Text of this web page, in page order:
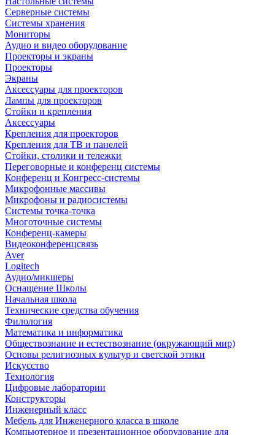
Серверные системы
Системы хранения
Мониторы
Аудио и видео оборудование
Проекторы и экраны
Проекторы
Экраны
Аксессуары для проекторов
Лампы для проекторов
Стойки и крепления
Аксессуары
Крепления для проекторов
Крепления для ТВ и панелей
Стойки, столики и тележки
Переговорные и конференц системы
Конференц и Конгресс-системы
Микрофонные массивы
Микрофоны и радиосистемы
Системы точка-точка
Многоточные системы
Конференц-камеры
Видеоконференцсвязь
Aver
Logitech
Аудио/микшеры
Оснащение Школы
Начальная школа
Технические средства обучения
Филология
Математика и информатика
Обществознание и естествознание (окружающий мир)
Основы религиозных культур и светской этики
Искусство
Технология
Цифровые лаборатории
Конструкторы
Инженерный класс
Мебель для Инженерного класса в школе
Компьютерное и презентационное оборудование для